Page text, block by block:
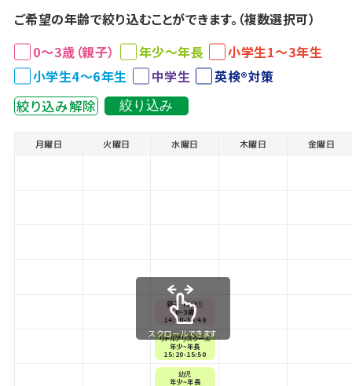
ご希望の年齢で絞り込むことができます。（複数選択可）
0～3歳（親子）
年少～年長
小学生1～3年生
小学生4～6年生
中学生
英検®対策
絞り込み解除
絞り込み
月曜日 火曜日 水曜日
親子 40分①
0~3歳
14:00-14:40
リトルプリスクール
年少~年長
15:20-15:50
幼児
年少~年長
木曜日 金曜日
スクロールできます